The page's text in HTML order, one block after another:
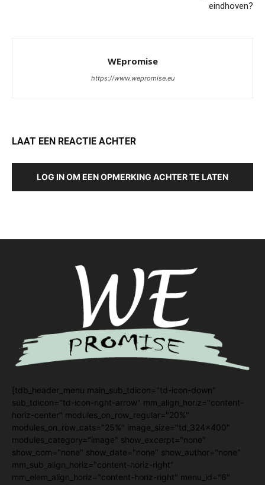
eindhoven?
WEpromise
https://www.wepromise.eu
LAAT EEN REACTIE ACHTER
LOG IN OM EEN OPMERKING ACHTER TE LATEN
[tdb_header_menu main_sub_tdicon="td-icon-down"
sub_tdicon="td-icon-right-arrow" mm_align_horiz="content-
horiz-center" modules_on_row_regular="20%"
modules_on_row_cats="25%" image_size="td_324x400"
modules_category="image" show_excerpt="none"
show_com="none" show_date="none" show_author="none"
mm_sub_align_horiz="content-horiz-right"
mm_elem_align_horiz="content-horiz-right" menu_id="6"